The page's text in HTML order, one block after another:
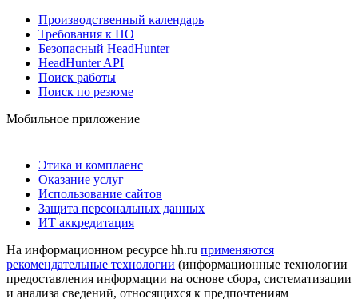
Производственный календарь
Требования к ПО
Безопасный HeadHunter
HeadHunter API
Поиск работы
Поиск по резюме
Мобильное приложение
Этика и комплаенс
Оказание услуг
Использование сайтов
Защита персональных данных
ИТ аккредитация
На информационном ресурсе hh.ru применяются
рекомендательные технологии (информационные технологии
предоставления информации на основе сбора, систематизации
и анализа сведений, относящихся к предпочтениям